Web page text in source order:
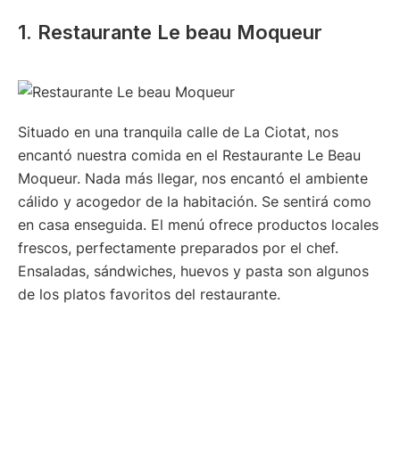
1. Restaurante Le beau Moqueur
Situado en una tranquila calle de La Ciotat, nos
encantó nuestra comida en el Restaurante Le Beau
Moqueur. Nada más llegar, nos encantó el ambiente
cálido y acogedor de la habitación. Se sentirá como
en casa enseguida. El menú ofrece productos locales
frescos, perfectamente preparados por el chef.
Ensaladas, sándwiches, huevos y pasta son algunos
de los platos favoritos del restaurante.